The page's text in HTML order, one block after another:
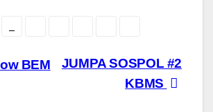
JUMPA SOSPOL #2
KBMS
BEM